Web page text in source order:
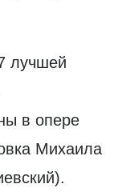
лучшей
в опере
Михаила